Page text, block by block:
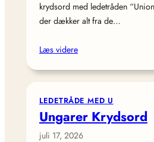
krydsord med ledetråden
der dækker alt fra de…
Læs videre
LEDETRÅDE MED U
Ungarer Krydsord
juli 17, 2026